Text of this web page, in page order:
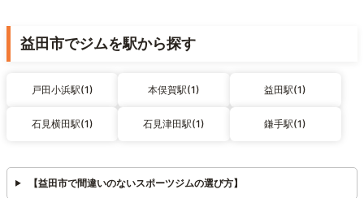
益田市でジムを駅から探す
戸田小浜駅(1) 本俣賀駅(1) 益田駅(1)
石見横田駅(1) 石見津田駅(1) 鎌手駅(1)
【益田市で間違いのないスポーツジムの選び方】